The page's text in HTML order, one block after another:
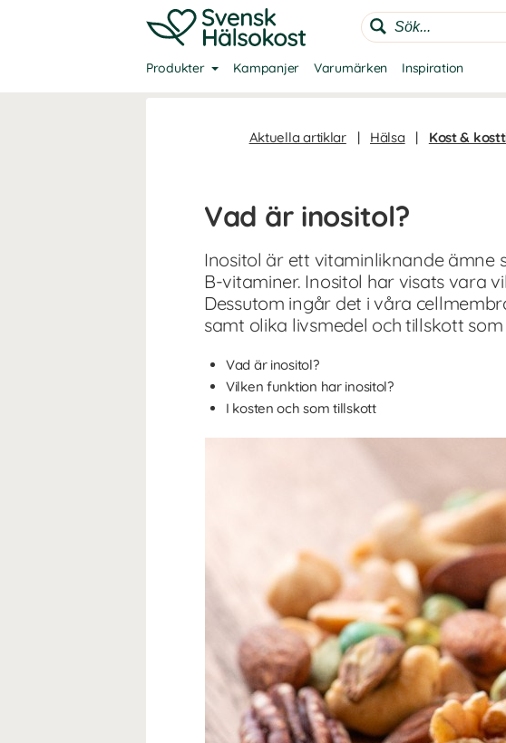
Produkter Kampanjer Varumärken Inspiration
Aktuella artiklar | Hälsa | Kost &
Vad är inositol?
Inositol är ett vitaminliknande ämne
B-vitaminer. Inositol har visats vara
Dessutom ingår det i våra
samt olika livsmedel och tillskott
Vad är inositol?
Vilken funktion har inositol?
I kosten och som tillskott